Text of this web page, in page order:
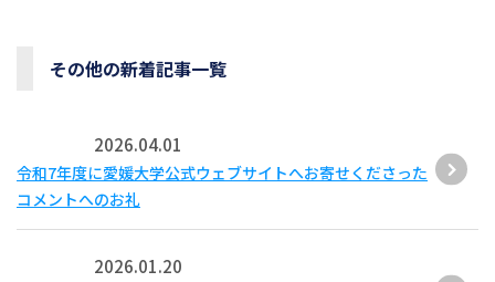
その他の新着記事一覧
2026.04.01
令和7年度に愛媛大学公式ウェブサイトへお寄せくださった
コメントへのお礼
2026.01.20